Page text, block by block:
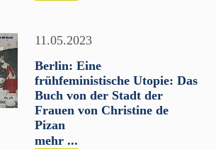
11.05.2023
Berlin: Eine
frühfeministische Utopie: Das
Buch von der Stadt der
Frauen von Christine de
Pizan
mehr ...